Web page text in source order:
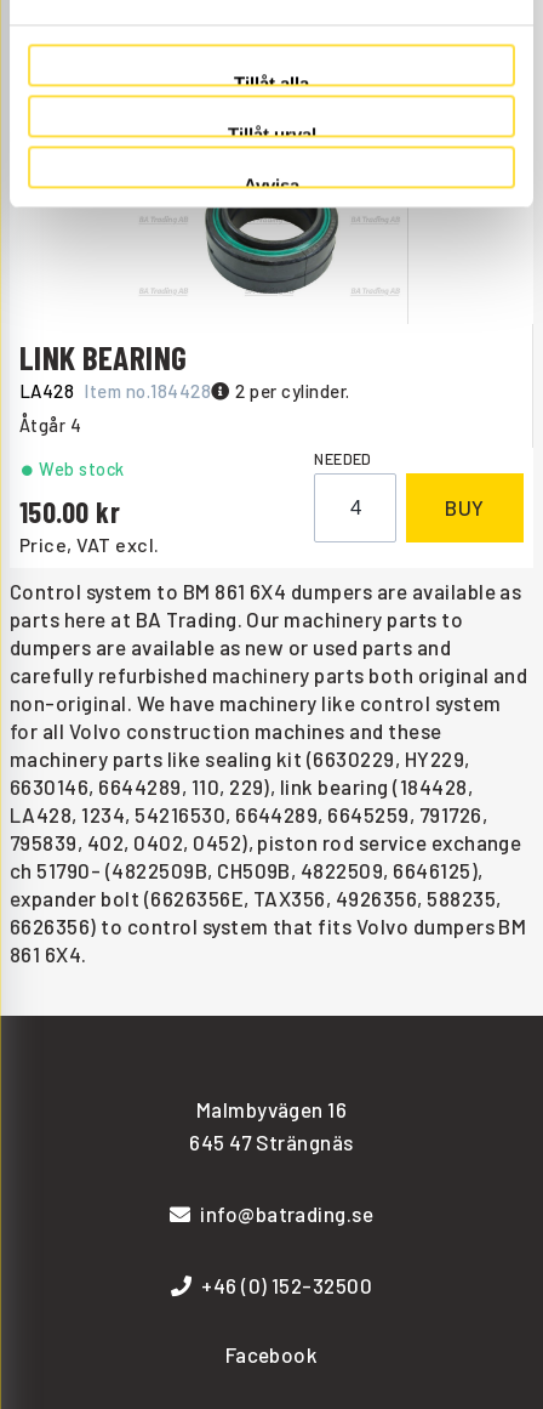
Tillåt alla
Tillåt urval
Avvisa
2 923.00
NEEDED
LINK BEARING
LA428 Item no.184428 2 per cylinder.
Åtgår 4
Price, VAT excl.
150.00
Web stock NEEDED
BUY
Control system to BM 861 6X4 dumpers are available as
parts here at BA Trading. Our machinery parts to
dumpers are available as new or used parts and
carefully refurbished machinery parts both original and
non-original. We have machinery like control system
for all Volvo construction machines and these
machinery parts like sealing kit (6630229, HY229,
6630146, 6644289, 110, 229), link bearing (184428,
LA428, 1234, 54216530, 6644289, 6645259, 791726,
795839, 402, 0402, 0452), piston rod service exchange
ch 51790- (4822509B, CH509B, 4822509, 6646125),
expander bolt (6626356E, TAX356, 4926356, 588235,
6626356) to control system that fits Volvo dumpers BM
861 6X4.
Malmbyvägen 16
645 47 Strängnäs
info@batrading.se
+46 (0) 152-32500
Facebook